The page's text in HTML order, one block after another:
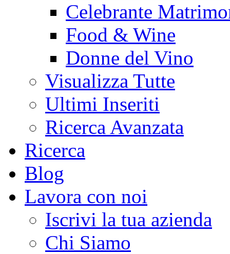
Celebrante
Food & Wine
Donne del Vino
Visualizza Tutte
Ultimi Inseriti
Ricerca Avanzata
Ricerca
Blog
Lavora con noi
Iscrivi la tua azienda
Chi Siamo